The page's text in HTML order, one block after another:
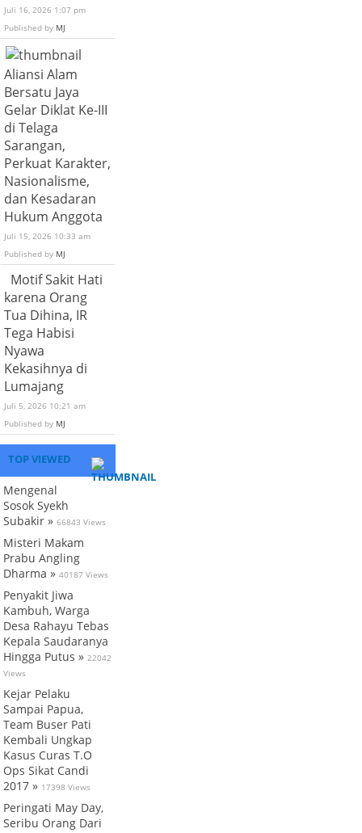
Juli 16, 2026 1:07 pm
Published by MJ
Aliansi Alam
Bersatu Jaya
Gelar Diklat Ke-III
di Telaga
Sarangan,
Perkuat Karakter,
Nasionalisme,
dan Kesadaran
Hukum Anggota
Juli 15, 2026 10:33 am
Published by MJ
Motif Sakit Hati
karena Orang
Tua Dihina, IR
Tega Habisi
Nyawa
Kekasihnya di
Lumajang
Juli 5, 2026 10:21 am
Published by MJ
TOP VIEWED
Mengenal
Sosok Syekh
Subakir » 66843 Views
Misteri Makam
Prabu Angling
Dharma » 40187 Views
Penyakit Jiwa
Kambuh, Warga
Desa Rahayu Tebas
Kepala Saudaranya
Hingga Putus » 22042
Views
Kejar Pelaku
Sampai Papua,
Team Buser Pati
Kembali Ungkap
Kasus Curas T.O
Ops Sikat Candi
2017 » 17398 Views
Peringati May Day,
Seribu Orang Dari